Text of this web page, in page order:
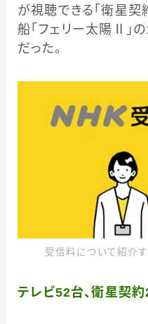
が視聴できる「衛星契
船「フェリー太陽Ⅱ」
だった。
受信料について紹介
テレビ52台、衛星契